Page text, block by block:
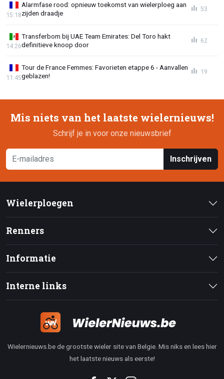
Alarmfase rood: opnieuw toekomst van wielerploeg aan
zijden draadje
15:18
53
Transferbom bij UAE Team Emirates: Del Toro hakt
definitieve knoop door
14:26
62
Tour de France Femmes: Favorieten etappe 6 - Aanvallen
geblazen!
11:45
19
Mis niets van het laatste wielernieuws!
Schrijf je in voor onze nieuwsbrief
Inschrijven
Wielerploegen
Renners
Informatie
Interne links
Wielernieuws.be de grootste wieler site van Belgie. Mis niks en lees hier
het laatste nieuws als eerste!